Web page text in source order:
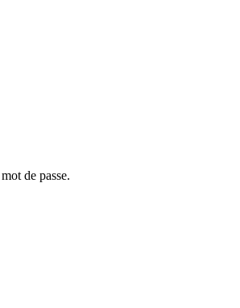
de passe.